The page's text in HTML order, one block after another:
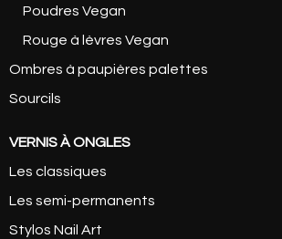
Poudres Vegan
Rouge à lèvres Vegan
Ombres à paupières palettes
Sourcils
VERNIS À ONGLES
Les classiques
Les semi-permanents
Stylos Nail Art